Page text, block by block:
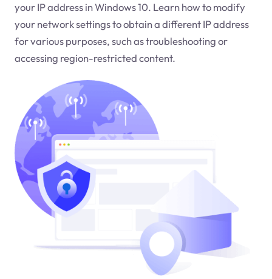
your IP address in Windows 10. Learn how to modify
your network settings to obtain a different IP address
for various purposes, such as troubleshooting or
accessing region-restricted content.